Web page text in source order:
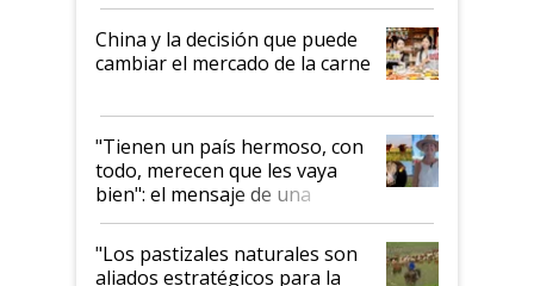
China y la decisión que puede
cambiar el mercado de la carne
"Tienen un país hermoso, con
todo, merecen que les vaya
bien": el mensaje de una
ganadera uruguaya sobre las
oportunidades que se abren
para el agro en Argentina, con
"Los pastizales naturales son
aliados estratégicos para la